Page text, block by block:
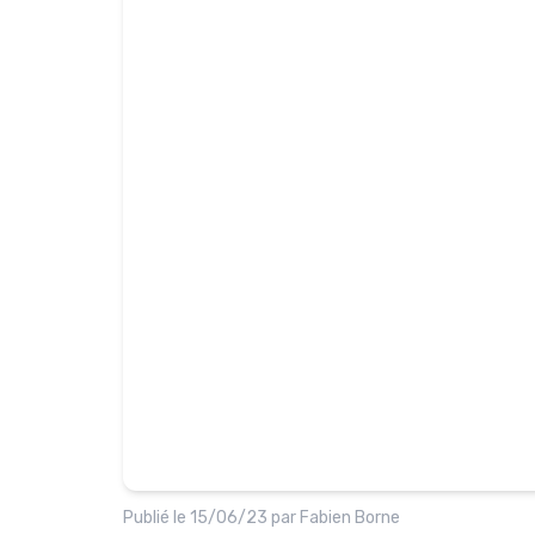
Publié le 15/06/23 par Fabien Borne